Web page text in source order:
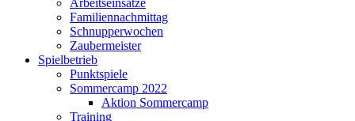
Familiennachmittag
Schnupperwochen
Zaubermeister
Spielbetrieb
Punktspiele
Sommercamp 2022
Aktion Sommercamp
Training